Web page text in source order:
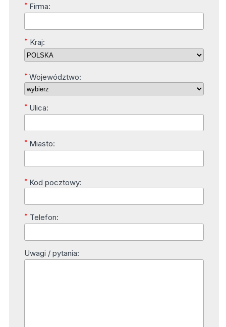
* Firma:
* Kraj:
* Województwo:
* Ulica:
* Miasto:
* Kod pocztowy:
* Telefon:
Uwagi / pytania: